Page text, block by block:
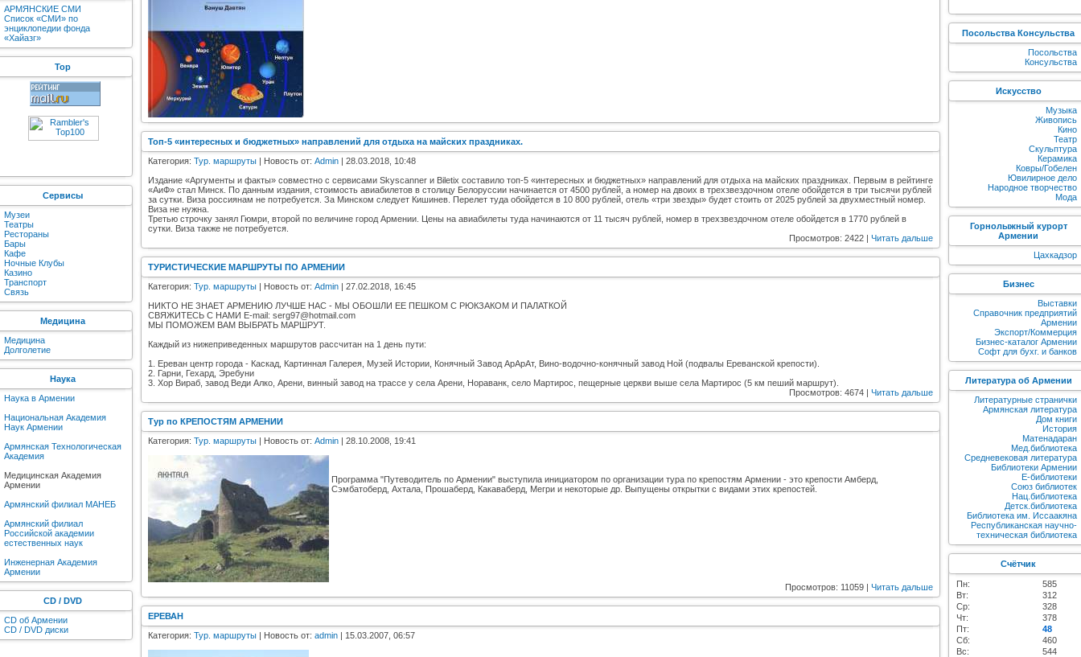
АРМЯНСКИЕ СМИ
Список «СМИ» по
энциклопедии фонда
«Хайазг»
Top
Сервисы
Музеи
Театры
Рестораны
Бары
Кафе
Ночные Клубы
Казино
Транспорт
Связь
Медицина
Медицина
Долголетие
Наука
Наука в Армении
Национальная Академия
Наук Армении
Армянская Технологическая
Академия
Медицинская Академия
Армении
Армянский филиал МАНЕБ
Армянский филиал
Российской академии
естественных наук
Инженерная Академия
Армении
CD / DVD
CD об Армении
CD / DVD диски
Топ-5 «интересных и бюджетных» направлений для отдыха на майских праздниках.
Категория: Тур. маршруты | Новость от: Admin | 28.03.2018, 10:48
Издание «Аргументы и факты» совместно с сервисами Skyscanner и Biletix составило топ-5 «интересных и бюджетных» направлений для отдыха на майских праздниках. Первым в рейтинге
«АиФ» стал Минск. По данным издания, стоимость авиабилетов в столицу Белоруссии начинается от 4500 рублей, а номер на двоих в трехзвездочном отеле обойдется в три тысячи рублей
за сутки. Виза россиянам не потребуется. За Минском следует Кишинев. Перелет туда обойдется в 10 800 рублей, отель «три звезды» будет стоить от 2025 рублей за двухместный номер.
Виза не нужна.
Третью строчку занял Гюмри, второй по величине город Армении. Цены на авиабилеты туда начинаются от 11 тысяч рублей, номер в трехзвездочном отеле обойдется в 1770 рублей в
сутки. Виза также не потребуется.
Просмотров: 2422 | Читать дальше
ТУРИСТИЧЕСКИЕ МАРШРУТЫ ПО АРМЕНИИ
Категория: Тур. маршруты | Новость от: Admin | 27.02.2018, 16:45
НИКТО НЕ ЗНАЕТ АРМЕНИЮ ЛУЧШЕ НАС - МЫ ОБОШЛИ ЕЕ ПЕШКОМ С РЮКЗАКОМ И ПАЛАТКОЙ
СВЯЖИТЕСЬ С НАМИ E-mail: serg97@hotmail.com
МЫ ПОМОЖЕМ ВАМ ВЫБРАТЬ МАРШРУТ.
Каждый из нижеприведенных маршрутов рассчитан на 1 день пути:
1. Ереван центр города - Каскад, Картинная Галерея, Музей Истории, Конячный Завод АрАрАт, Вино-водочно-конячный завод Ной (подвалы Ереванской крепости).
2. Гарни, Гехард, Эребуни
3. Хор Вираб, завод Веди Алко, Арени, винный завод на трассе у села Арени, Нораванк, село Мартирос, пещерные церкви выше села Мартирос (5 км пеший маршрут).
Просмотров: 4674 | Читать дальше
Тур по КРЕПОСТЯМ АРМЕНИИ
Категория: Тур. маршруты | Новость от: Admin | 28.10.2008, 19:41
Программа "Путеводитель по Армении" выступила инициатором по организации тура по крепостям Армении - это крепости Амберд,
Сэмбатоберд, Ахтала, Прошаберд, Какаваберд, Мегри и некоторые др. Выпущены открытки с видами этих крепостей.
Просмотров: 11059 | Читать дальше
ЕРЕВАН
Категория: Тур. маршруты | Новость от: admin | 15.03.2007, 06:57
Посольства Консульства
Посольства
Консульства
Искусство
Музыка
Живопись
Кино
Театр
Скульптура
Керамика
Ковры/Гобелен
Ювилирное дело
Народное творчество
Мода
Горнолыжный курорт
Армении
Цахкадзор
Бизнес
Выставки
Справочник предприятий
Армении
Экспорт/Коммерция
Бизнес-каталог Армении
Софт для бухг. и банков
Литература об Армении
Литературные странички
Армянская литература
Дом книги
История
Матенадаран
Мед.библиотека
Средневековая литература
Библиотеки Армении
E-библиотеки
Союз библиотек
Нац.библиотека
Детск.библиотека
Библиотека им. Иссаакяна
Республиканская научно-
техническая библиотека
Счётчик
Пн:
585
Вт:
312
Ср:
328
Чт:
378
Пт:
48
Сб:
460
Вс:
544